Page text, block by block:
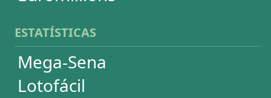
DESDOBRAMENTOS
Mega-Sena
Lotofácil
Quina